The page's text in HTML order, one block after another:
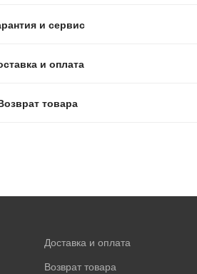
и сервис
и оплата
товара
Доставка и оплата
Возврат товара